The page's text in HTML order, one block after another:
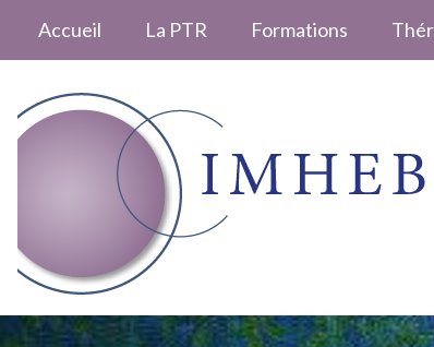
Accueil La PTR Formations